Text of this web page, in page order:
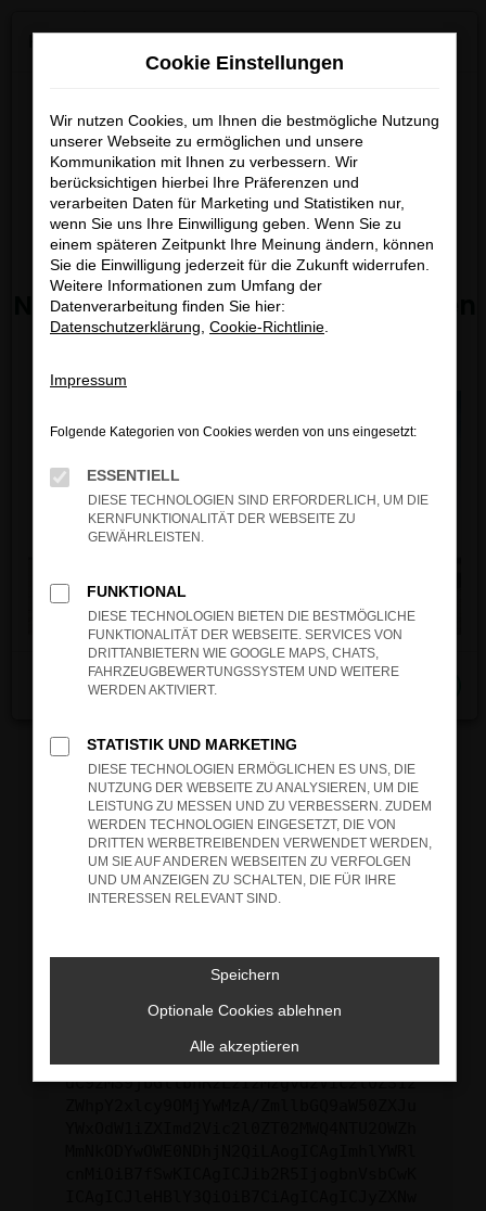
Zum
FEHLER: NETWORK ERROR
Beim Laden ist ein Fehler aufgetreten.
Hier sind ein paar Tipps, die dir helfen können:
Überprüfe deine Firewall und deine
Internetverbindung.
Suchmaschine?
Manche Erweiterungen, wie Werbeblocker,
verhindern. Funktioniert die Seite in einem
anderen Browser oder in einem privaten
Fenster?
Das kann manchmal helfen, vorübergehende
Probleme zu beheben.
Stelle sicher, dass dein Browser und dein
Betriebssystem auf dem neuesten Stand
sind.
Sicherheitsrisiko, sondern kann auch dazu
führen, dass bestimmte Funktionen nicht mehr
unterstützt werden.
Wende dich an den Webseitenbetreiber.
Wenn du alle oben genannten Schritte versucht
hast, kontaktiere uns bitte. Wir werden
versuchen, das Problem zu beheben. Du kannst
CiAgImNvbmZpZyI6IHsKICAgICJtZXRob2Qi
OiAiR0VUIiwKICAgICJ1cmwiOiAiaHR0cHM6
Ly9hcGkueC5ha3MtcHJvZC5hdWRhcmlzLm5l
dC92MS9jbGllbnRzLzIzMzgvd2Vic2l0ZS12
Cookie Einstellungen
Wir nutzen Cookies, um Ihnen die bestmögliche Nutzung
unserer Webseite zu ermöglichen und unsere
Kommunikation mit Ihnen zu verbessern. Wir
berücksichtigen hierbei Ihre Präferenzen und
verarbeiten Daten für Marketing und Statistiken nur,
wenn Sie uns Ihre Einwilligung geben. Wenn Sie zu
einem späteren Zeitpunkt Ihre Meinung ändern, können
Sie die Einwilligung jederzeit für die Zukunft widerrufen.
Weitere Informationen zum Umfang der
Datenverarbeitung finden Sie hier:
Datenschutzerklärung Cookie-Richtlinie
Impressum
Folgende Kategorien von Cookies werden von uns eingesetzt:
ESSENTIELL
DIESE TECHNOLOGIEN SIND ERFORDERLICH, UM DIE
KERNFUNKTIONALITÄT DER WEBSEITE ZU
GEWÄHRLEISTEN.
FUNKTIONAL
DIESE TECHNOLOGIEN BIETEN DIE BESTMÖGLICHE
FUNKTIONALITÄT DER WEBSEITE. SERVICES VON
DRITTANBIETERN WIE GOOGLE MAPS, CHATS,
FAHRZEUGBEWERTUNGSSYSTEM UND WEITERE
WERDEN AKTIVIERT.
STATISTIK UND MARKETING
DIESE TECHNOLOGIEN ERMÖGLICHEN ES UNS, DIE
NUTZUNG DER WEBSEITE ZU ANALYSIEREN, UM DIE
LEISTUNG ZU MESSEN UND ZU VERBESSERN. ZUDEM
WERDEN TECHNOLOGIEN EINGESETZT, DIE VON
DRITTEN WERBETREIBENDEN VERWENDET WERDEN,
UM SIE AUF ANDEREN WEBSEITEN ZU VERFOLGEN
UND UM ANZEIGEN ZU SCHALTEN, DIE FÜR IHRE
INTERESSEN RELEVANT SIND.
Speichern
Optionale Cookies ablehnen
Alle akzeptieren
×
Modelle vonKGM ab dem
01.07.2026bei uns.
Freuen Sie sich auf moderne
Technik, attraktives Design und
starke Angebote.
Nicht verpassen – jetzt informieren
und vormerken lassen!